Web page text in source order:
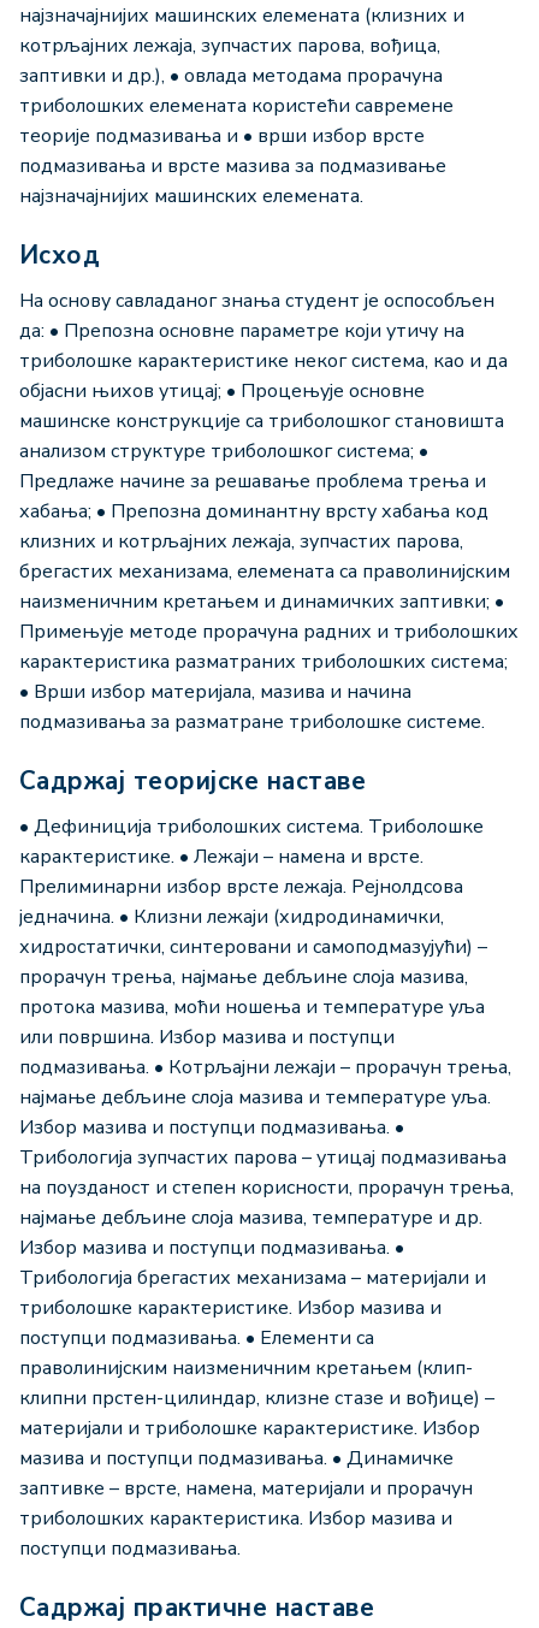
најзначајнијих машинских елемената (клизних и
котрљајних лежаја, зупчастих парова, вођица,
заптивки и др.), • овлада методама прорачуна
триболошких елемената користећи савремене
теорије подмазивања и • врши избор врсте
подмазивања и врсте мазива за подмазивање
најзначајнијих машинских елемената.
Исход
На основу савладаног знања студент је оспособљен
да: • Препозна основне параметре који утичу на
триболошке карактеристике неког система, као и да
објасни њихов утицај; • Процењује основне
машинске конструкције са триболошког становишта
анализом структуре триболошког система; •
Предлаже начине за решавање проблема трења и
хабања; • Препозна доминантну врсту хабања код
клизних и котрљајних лежаја, зупчастих парова,
брегастих механизама, елемената са праволинијским
наизменичним кретањем и динамичких заптивки; •
Примењује методе прорачуна радних и триболошких
карактеристика разматраних триболошких система;
• Врши избор материјала, мазива и начина
подмазивања за разматране триболошке системе.
Садржај теоријске наставе
• Дефиниција триболошких система. Триболошке
карактеристике. • Лежаји – намена и врсте.
Прелиминарни избор врсте лежаја. Рејнолдсова
једначина. • Клизни лежаји (хидродинамички,
хидростатички, синтеровани и самоподмазујући) –
прорачун трења, најмање дебљине слоја мазива,
протока мазива, моћи ношења и температуре уља
или површина. Избор мазива и поступци
подмазивања. • Котрљајни лежаји – прорачун трења,
најмање дебљине слоја мазива и температуре уља.
Избор мазива и поступци подмазивања. •
Трибологија зупчастих парова – утицај подмазивања
на поузданост и степен корисности, прорачун трења,
најмање дебљине слоја мазива, температуре и др.
Избор мазива и поступци подмазивања. •
Трибологија брегастих механизама – материјали и
триболошке карактеристике. Избор мазива и
поступци подмазивања. • Елементи са
праволинијским наизменичним кретањем (клип-
клипни прстен-цилиндар, клизне стазе и вођице) –
материјали и триболошке карактеристике. Избор
мазива и поступци подмaзивања. • Динамичке
заптивке – врсте, намена, материјали и прорачун
триболошких карактеристика. Избор мазива и
поступци подмaзивања.
Садржај практичне наставе